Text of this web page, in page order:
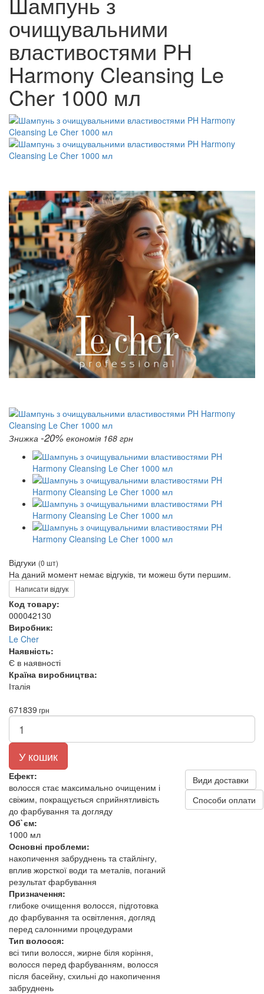
очищувальними
властивостями PH
Harmony Cleansing Le
Cher 1000 мл
Знижка -20% економія 168 грн
Відгуки (0 шт)
На даний момент немає відгуків, ти можеш бути першим.
Написати відгук
Код товару:
000042130
Виробник:
Le Cher
Наявність:
Є в наявності
Країна виробництва:
Італія
671839 грн
У кошик
Ефект:
волосся стає максимально очищеним і
свіжим, покращується сприйнятливість
до фарбування та догляду
Об`єм:
1000 мл
Основні проблеми:
накопичення забруднень та стайлінгу,
вплив жорсткої води та металів, поганий
результат фарбування
Призначення:
глибоке очищення волосся, підготовка
до фарбування та освітлення, догляд
перед салонними процедурами
Тип волосся:
всі типи волосся, жирне біля коріння,
волосся перед фарбуванням, волосся
після басейну, схильні до накопичення
забруднень
Види доставки
Способи оплати